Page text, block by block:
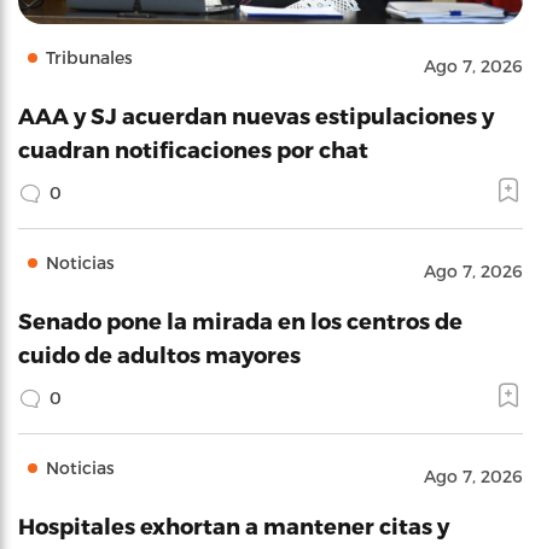
Tribunales Ago 7, 2026
AAA y SJ acuerdan nuevas estipulaciones y
cuadran notificaciones por chat
0
Noticias Ago 7, 2026
Senado pone la mirada en los centros de
cuido de adultos mayores
0
Noticias Ago 7, 2026
Hospitales exhortan a mantener citas y